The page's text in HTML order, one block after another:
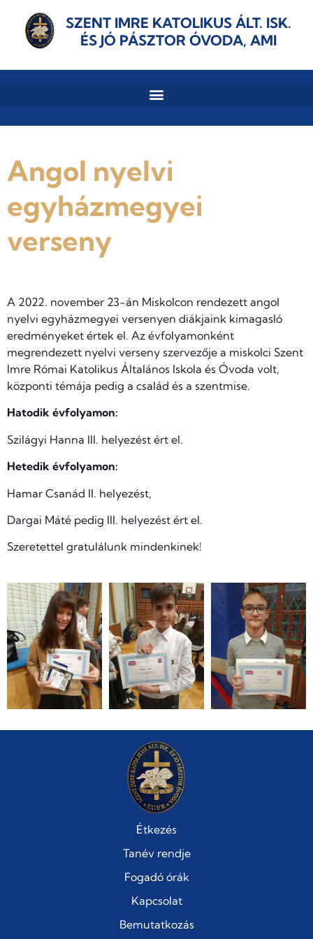
SZENT IMRE KATOLIKUS ÁLT. ISK.
ÉS JÓ PÁSZTOR ÓVODA, AMI
Angol nyelvi
egyházmegyei
verseny
A 2022. november 23-án Miskolcon rendezett angol
nyelvi egyházmegyei versenyen diákjaink kimagasló
eredményeket értek el. Az évfolyamonként
megrendezett nyelvi verseny szervezője a miskolci Szent
Imre Római Katolikus Általános Iskola és Óvoda volt,
központi témája pedig a család és a szentmise.
Hatodik évfolyamon:
Szilágyi Hanna III. helyezést ért el.
Hetedik évfolyamon:
Hamar Csanád II. helyezést,
Dargai Máté pedig III. helyezést ért el.
Szeretettel gratulálunk mindenkinek!
Étkezés
Tanév rendje
Fogadó órák
Kapcsolat
Bemutatkozás